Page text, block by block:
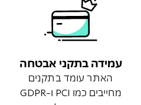
עמידה בתקני אבטחה
האתר עומד בתקנים
מחייבים כמו PCI ו-GDPR